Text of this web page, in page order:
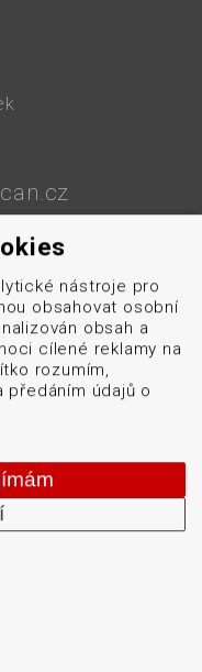
pro čtení a tisk
kódů, tiskárny karet
etiket, systémy
sítě, etikety a
Mezi naši
bezdrátové čtečky
štítků a etiket.
s.r.o.
nástroje pro
obsahovat osobní
obsah a
cílené reklamy na
rozumím,
předáním údajů o